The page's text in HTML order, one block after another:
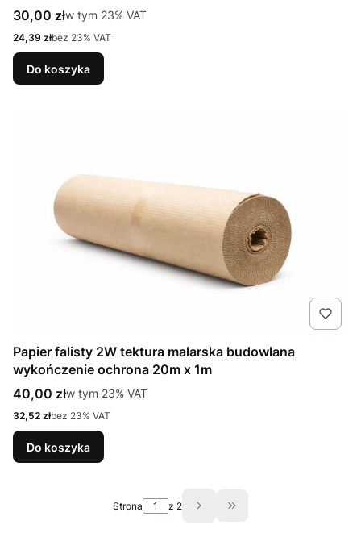
Cena brutto
30,00 złw tym %s VAT
w tym 23% VAT
Cena netto
24,39 złbez 23% VAT
Do koszyka
Papier falisty 2W tektura malarska budowlana
wykończenie ochrona 20m x 1m
Cena brutto
40,00 złw tym %s VAT
w tym 23% VAT
Cena netto
32,52 złbez 23% VAT
Do koszyka
Strona z 2 Przejdź do ostatniej